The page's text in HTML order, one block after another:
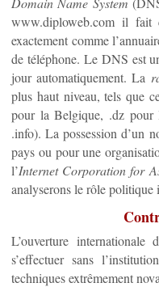
www.diploweb.com il fait
exactement comme
de téléphone. Le DNS est
jour automatiquement. La
plus haut niveau, tels que
pour la Belgique, .dz pour
.info). La possession d’un
pays ou pour une
l’Internet Corporation for
analyserons le rôle politique
L’ouverture
s’effectuer sans
techniques extrêmement